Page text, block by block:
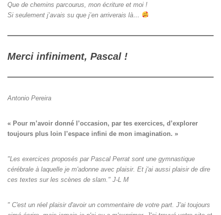
Que de chemins parcourus, mon écriture et moi !
Si seulement j’avais su que j’en arriverais là…
Merci infiniment, Pascal !
Antonio Pereira
« Pour m’avoir donné l’occasion, par tes exercices, d’explorer
toujours plus loin l’espace infini de mon imagination. »
"Les exercices proposés par Pascal Perrat sont une gymnastique
cérébrale à laquelle je m'adonne avec plaisir. Et j'ai aussi plaisir de dire
ces textes sur les scènes de slam." J-L M
" C'est un réel plaisir d'avoir un commentaire de votre part. J'ai toujours